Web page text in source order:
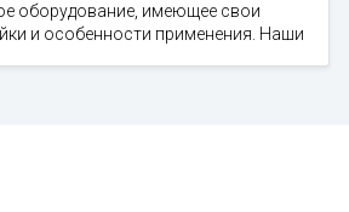
оборудование, имеющее свои
и особенности применения. Наши